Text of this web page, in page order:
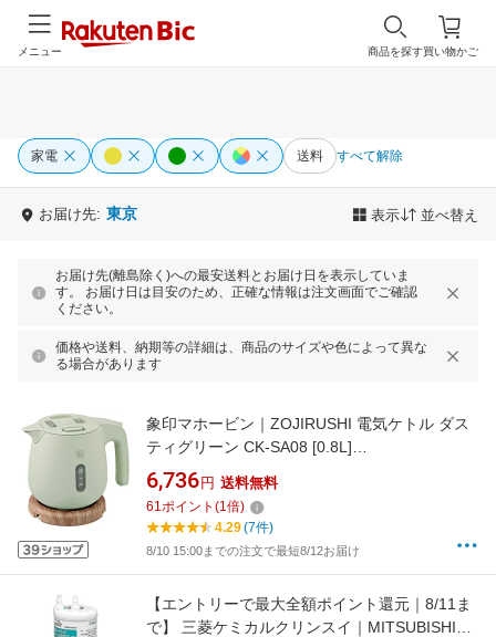
買い物かご
商品を探す
メニュー
家電 送料 すべて解除
お届け先: 東京 表示 並べ替え
お届け先(離島除く)への最安送料とお届け日を表示していま
す。 お届け日は目安のため、正確な情報は注文画面でご確認
ください。
価格や送料、納期等の詳細は、商品のサイズや色によって異な
る場合があります
象印マホービン｜ZOJIRUSHI 電気ケトル ダス
ティグリーン CK-SA08 [0.8L]
【newlife_campaign_b】
6,736 円 送料無料
61ポイント (1倍)
4.29(7件)
8/10 15:00までの注文で最短8/12お届け
【エントリーで最大全額ポイント還元｜8/11ま
で】 三菱ケミカルクリンスイ｜MITSUBISHI